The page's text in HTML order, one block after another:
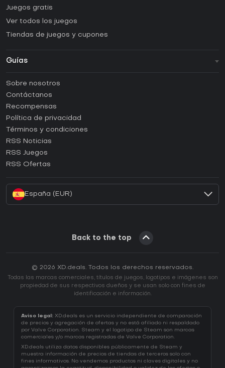
Juegos gratis
Ver todos los juegos
Tiendas de juegos y cupones
Guías
Guías y tutoriales
¿Cómo activar una CD Key de Steam?
¿Cómo activar una CD Key de Epic Games?
¿Cómo activar una CD Key de GOG?
¿Cómo activar una CD Key de Ubisoft Connect?
Sobre nosotros
Contáctanos
Recompensas
Política de privacidad
Términos y condiciones
RSS Noticias
RSS Juegos
RSS Ofertas
España (EUR)
Back to the top
© 2026 XD.deals. Todos los derechos reservados.
Todas las marcas comerciales, títulos de juegos, logotipos e imágenes son
propiedad de sus respectivos dueños y se usan solo con fines de
identificación e información.
Aviso legal: XD.deals es un servicio independiente de comparación
de precios y agregación de ofertas y no está afiliado ni respaldado
por Valve Corporation. Steam y el logotipo de Steam son marcas
comerciales y/o marcas registradas de Valve Corporation.
XD.deals utiliza datos disponibles públicamente de Steam y
muestra información de precios de tiendas de terceros solo con
fines informativos. No vendemos productos ni claves digitales y no